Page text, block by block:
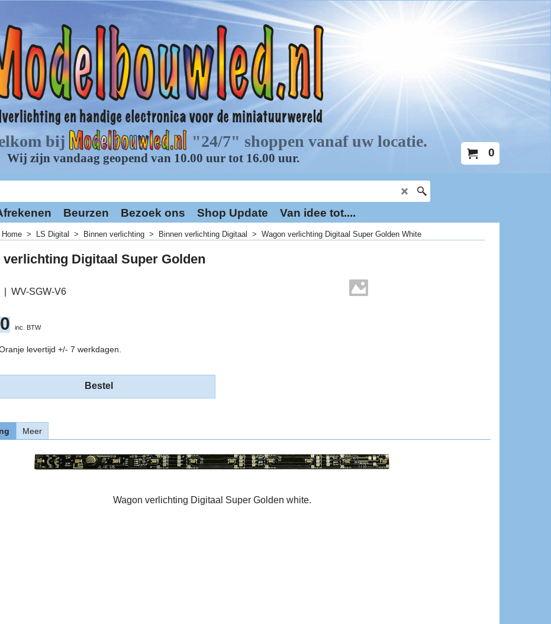
0
Beurzen Bezoek ons Shop Update Van idee tot....
Home > LS Digital > Binnen verlichting > Binnen verlichting Digitaal > Wagon verlichting Digitaal Super Golden White
verlichting Digitaal Super Golden
WV-SGW-V6
inc. BTW
levertijd +/- 7 werkdagen.
Bestel
Meer
Wagon verlichting Digitaal Super Golden white.